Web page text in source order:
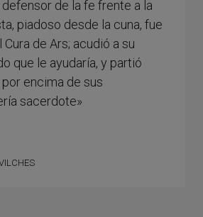
de la fe frente a la
piadoso desde la cuna, fue
de Ars; acudió a su
que le ayudaría, y partió
encima de sus
sacerdote»